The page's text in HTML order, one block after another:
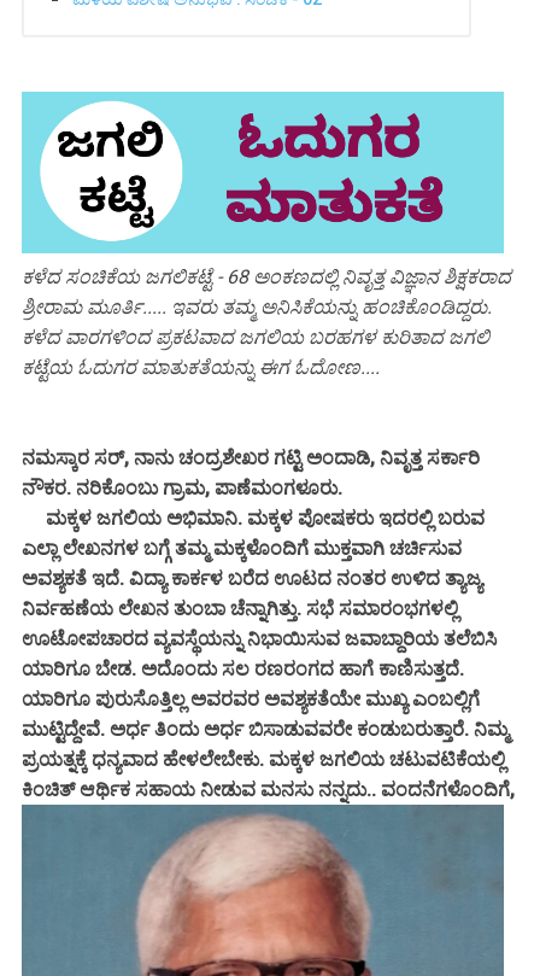
ಕಳೆದ ಸಂಚಿಕೆಯ ಜಗಲಿಕಟ್ಟೆ - 68 ಅಂಕಣದಲ್ಲಿ ನಿವೃತ್ತ ವಿಜ್ಞಾನ ಶಿಕ್ಷಕರಾದ
ಶ್ರೀರಾಮ ಮೂರ್ತಿ..... ಇವರು ತಮ್ಮ ಅನಿಸಿಕೆಯನ್ನು ಹಂಚಿಕೊಂಡಿದ್ದರು.
ಕಳೆದ ವಾರಗಳಿಂದ ಪ್ರಕಟವಾದ ಜಗಲಿಯ ಬರಹಗಳ ಕುರಿತಾದ ಜಗಲಿ
ಕಟ್ಟೆಯ ಓದುಗರ ಮಾತುಕತೆಯನ್ನು ಈಗ ಓದೋಣ....
ನಮಸ್ಕಾರ ಸರ್, ನಾನು ಚಂದ್ರಶೇಖರ ಗಟ್ಟಿ ಅಂದಾಡಿ, ನಿವೃತ್ತ ಸರ್ಕಾರಿ
ನೌಕರ. ನರಿಕೊಂಬು ಗ್ರಾಮ, ಪಾಣೆಮಂಗಳೂರು.
ಮಕ್ಕಳ ಜಗಲಿಯ ಅಭಿಮಾನಿ. ಮಕ್ಕಳ ಪೋಷಕರು ಇದರಲ್ಲಿ ಬರುವ
ಎಲ್ಲಾ ಲೇಖನಗಳ ಬಗ್ಗೆ ತಮ್ಮ ಮಕ್ಕಳೊಂದಿಗೆ ಮುಕ್ತವಾಗಿ ಚರ್ಚಿಸುವ
ಅವಶ್ಯಕತೆ ಇದೆ. ವಿದ್ಯಾ ಕಾರ್ಕಳ ಬರೆದ ಊಟದ ನಂತರ ಉಳಿದ ತ್ಯಾಜ್ಯ
ನಿರ್ವಹಣೆಯ ಲೇಖನ ತುಂಬಾ ಚೆನ್ನಾಗಿತ್ತು. ಸಭೆ ಸಮಾರಂಭಗಳಲ್ಲಿ
ಊಟೋಪಚಾರದ ವ್ಯವಸ್ಥೆಯನ್ನು ನಿಭಾಯಿಸುವ ಜವಾಬ್ದಾರಿಯ ತಲೆಬಿಸಿ
ಯಾರಿಗೂ ಬೇಡ. ಅದೊಂದು ಸಲ ರಣರಂಗದ ಹಾಗೆ ಕಾಣಿಸುತ್ತದೆ.
ಯಾರಿಗೂ ಪುರುಸೊತ್ತಿಲ್ಲ ಅವರವರ ಅವಶ್ಯಕತೆಯೇ ಮುಖ್ಯ ಎಂಬಲ್ಲಿಗೆ
ಮುಟ್ಟಿದ್ದೇವೆ. ಅರ್ಧ ತಿಂದು ಅರ್ಧ ಬಿಸಾಡುವವರೇ ಕಂಡುಬರುತ್ತಾರೆ. ನಿಮ್ಮ
ಪ್ರಯತ್ನಕ್ಕೆ ಧನ್ಯವಾದ ಹೇಳಲೇಬೇಕು. ಮಕ್ಕಳ ಜಗಲಿಯ ಚಟುವಟಿಕೆಯಲ್ಲಿ
ಕಿಂಚಿತ್ ಆರ್ಥಿಕ ಸಹಾಯ ನೀಡುವ ಮನಸು ನನ್ನದು.. ವಂದನೆಗಳೊಂದಿಗೆ,